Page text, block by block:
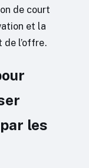
de court
et la
l’offre.
les